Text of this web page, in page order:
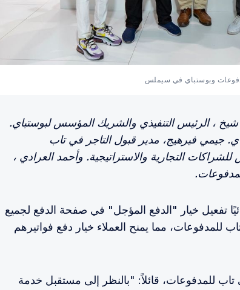
وبوستباي في سيملس
، الرئيس التنفيذي والشريك المؤسس لبوستباي.
جيمي فيرهيج، مدير قبول التاجر في تاب
التجارية والاستراتيجية. وأحمد العرادي ،
تفعيل خيار "الدفع المؤجل" في صفحة الدفع لجميع
للمدفوعات، مما يمنح العملاء خيار دفع فواتيرهم
تاب للمدفوعات، قائلاً: "بالنظر إلى مستقبل خدمة